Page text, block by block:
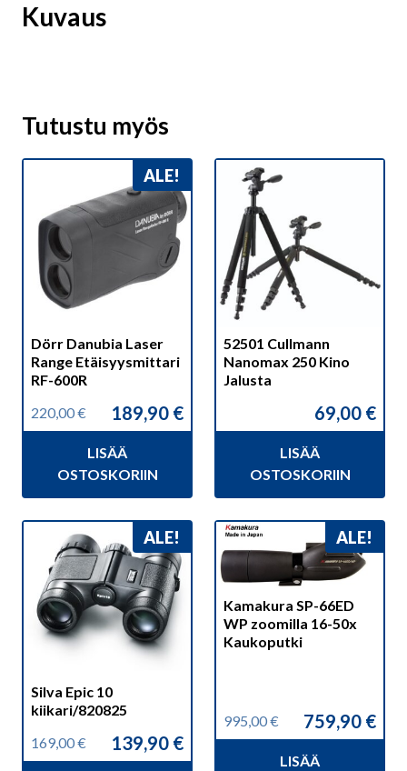
Kuvaus
Tutustu myös
ALE!
Dörr Danubia Laser
Range Etäisyysmittari
RF-600R
220,00€
Alkuperäinen
220,00 €.
189,90 €
Nykyinen
189,90 €.
LISÄÄ
OSTOSKORIIN
52501 Cullmann
Nanomax 250 Kino
Jalusta
69,00 €
LISÄÄ
OSTOSKORIIN
ALE!
Silva Epic 10
kiikari/820825
169,00€
Alkuperäinen139,90 €
Nykyinen
ALE!
Kamakura SP-66ED
WP zoomilla 16-50x
Kaukoputki
995,00€
Alkuperäinen759,90 €
Nykyinen
LISÄÄ